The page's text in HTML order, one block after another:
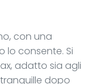
con una
lo consente. Si
adatto sia agli
dopo